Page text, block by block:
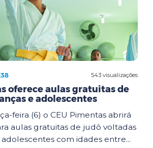
543 visualizações
oferece aulas gratuitas de
e adolescentes
feira (6) o CEU Pimentas abrirá
aulas gratuitas de judô voltadas
com idades entre...